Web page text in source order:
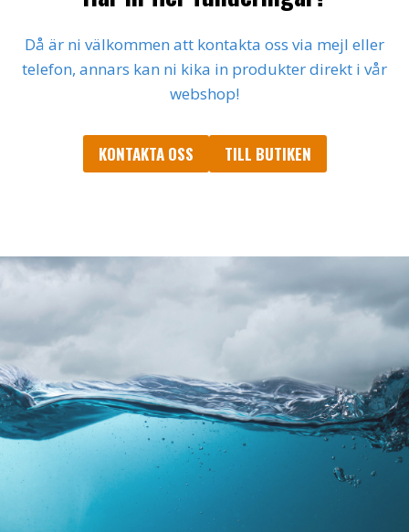
Då är ni välkommen att kontakta oss via mejl eller
telefon, annars kan ni kika in produkter direkt i vår
webshop!
KONTAKTA OSS TILL BUTIKEN